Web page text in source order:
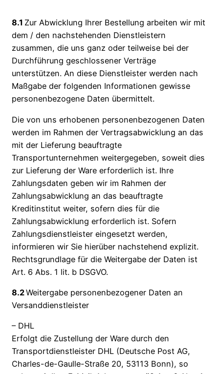
8.1 Zur Abwicklung Ihrer Bestellung arbeiten wir mit
dem / den nachstehenden Dienstleistern
zusammen, die uns ganz oder teilweise bei der
Durchführung geschlossener Verträge
unterstützen. An diese Dienstleister werden nach
Maßgabe der folgenden Informationen gewisse
personenbezogene Daten übermittelt.
Die von uns erhobenen personenbezogenen Daten
werden im Rahmen der Vertragsabwicklung an das
mit der Lieferung beauftragte
Transportunternehmen weitergegeben, soweit dies
zur Lieferung der Ware erforderlich ist. Ihre
Zahlungsdaten geben wir im Rahmen der
Zahlungsabwicklung an das beauftragte
Kreditinstitut weiter, sofern dies für die
Zahlungsabwicklung erforderlich ist. Sofern
Zahlungsdienstleister eingesetzt werden,
informieren wir Sie hierüber nachstehend explizit.
Rechtsgrundlage für die Weitergabe der Daten ist
Art. 6 Abs. 1 lit. b DSGVO.
8.2Weitergabe personenbezogener Daten an
Versanddienstleister
– DHL
Erfolgt die Zustellung der Ware durch den
Transportdienstleister DHL (Deutsche Post AG,
Charles-de-Gaulle-Straße 20, 53113 Bonn), so